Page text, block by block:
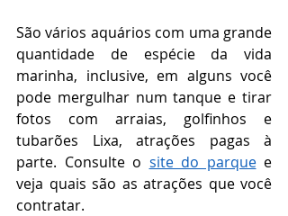
São vários aquários com uma grande
quantidade de espécie da vida
marinha, inclusive, em alguns você
pode mergulhar num tanque e tirar
fotos com arraias, golfinhos e
tubarões Lixa, atrações pagas à
parte. Consulte o site do parque e
veja quais são as atrações que você
contratar.